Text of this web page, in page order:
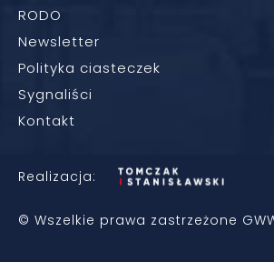
RODO
Newsletter
Polityka ciasteczek
Sygnaliści
Kontakt
Realizacja:
© Wszelkie prawa zastrzeżone